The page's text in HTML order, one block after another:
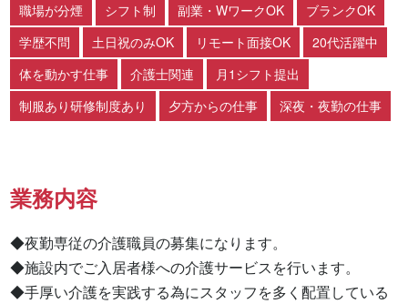
職場が分煙
シフト制 副業・WワークOK
ブランクOK
学歴不問
土日祝のみOK リモート面接OK
20代活躍中
体を動かす仕事
介護士関連
月1シフト提出
制服あり研修制度あり
夕方からの仕事 深夜・夜勤の仕事
業務内容
◆夜勤専従の介護職員の募集になります。
◆施設内でご入居者様への介護サービスを行います。
◆手厚い介護を実践する為にスタッフを多く配置している